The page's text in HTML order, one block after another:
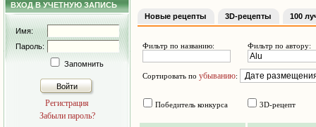
ВХОД В УЧЕТНУЮ ЗАПИСЬ
Имя:
Пароль:
Запомнить
Войти
Регистрация
Забыли пароль?
Новые рецепты 3D-рецепты 100
Фильтр по названию: Фильтр по автору:
Сортировать по убыванию:
Победитель конкурса 3D-рецепт